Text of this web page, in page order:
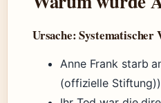
Ursache:
Anne Frank starb
(offizielle